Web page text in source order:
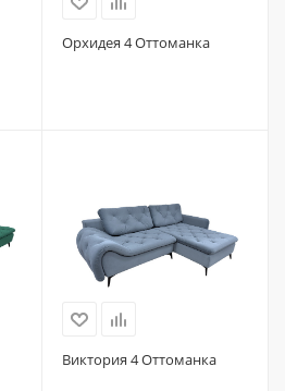
Орхидея 4 Оттоманка
Виктория 4 Оттоманка